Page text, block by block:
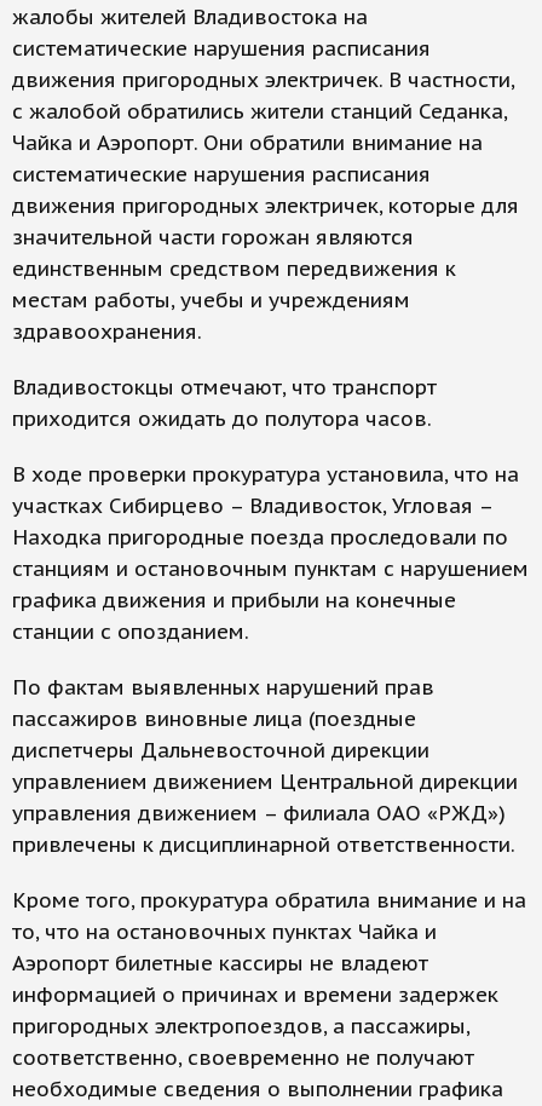
жалобы жителей Владивостока на
систематические нарушения расписания
движения пригородных электричек. В частности,
с жалобой обратились жители станций Седанка,
Чайка и Аэропорт. Они обратили внимание на
систематические нарушения расписания
движения пригородных электричек, которые для
значительной части горожан являются
единственным средством передвижения к
местам работы, учебы и учреждениям
здравоохранения.
Владивостокцы отмечают, что транспорт
приходится ожидать до полутора часов.
В ходе проверки прокуратура установила, что на
участках Сибирцево – Владивосток, Угловая –
Находка пригородные поезда проследовали по
станциям и остановочным пунктам с нарушением
графика движения и прибыли на конечные
станции с опозданием.
По фактам выявленных нарушений прав
пассажиров виновные лица (поездные
диспетчеры Дальневосточной дирекции
управлением движением Центральной дирекции
управления движением – филиала ОАО «РЖД»)
привлечены к дисциплинарной ответственности.
Кроме того, прокуратура обратила внимание и на
то, что на остановочных пунктах Чайка и
Аэропорт билетные кассиры не владеют
информацией о причинах и времени задержек
пригородных электропоездов, а пассажиры,
соответственно, своевременно не получают
необходимые сведения о выполнении графика